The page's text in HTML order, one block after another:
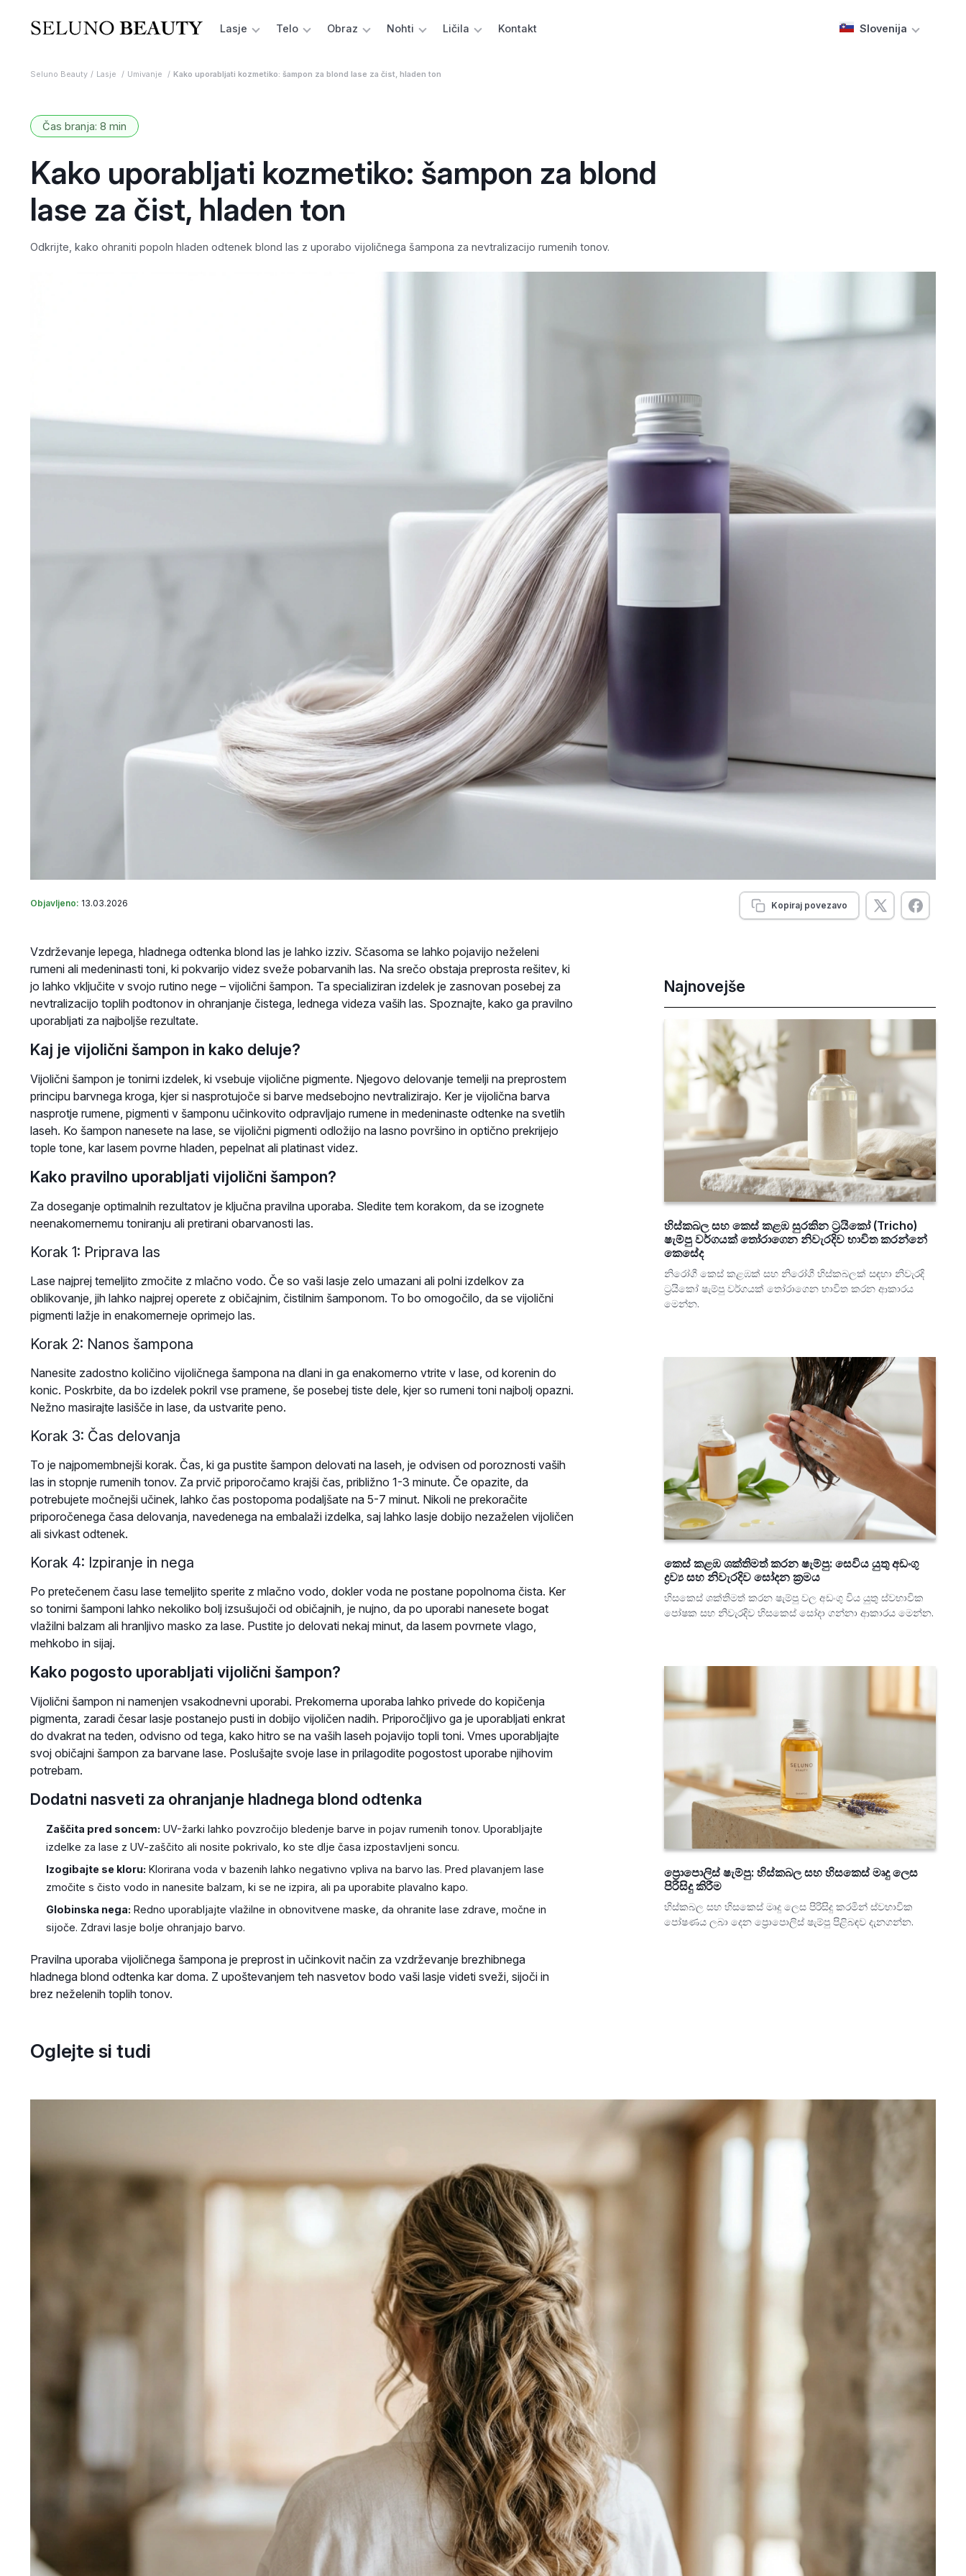
Lasje Telo Obraz Nohti Ličila Kontakt Slovenija
Seluno Beauty Lasje Umivanje Kako uporabljati kozmetiko: šampon za blond lase za čist, hladen ton
Čas branja: 8 min
Kako uporabljati kozmetiko: šampon za blond
lase za čist, hladen ton
Odkrijte, kako ohraniti popoln hladen odtenek blond las z uporabo vijoličnega šampona za nevtralizacijo rumenih tonov.
Objavljeno: 13.03.2026 Kopiraj povezavo
Vzdrževanje lepega, hladnega odtenka blond las je lahko izziv. Sčasoma se lahko pojavijo neželeni
rumeni ali medeninasti toni, ki pokvarijo videz sveže pobarvanih las. Na srečo obstaja preprosta rešitev, ki
jo lahko vključite v svojo rutino nege – vijolični šampon. Ta specializiran izdelek je zasnovan posebej za
nevtralizacijo toplih podtonov in ohranjanje čistega, lednega videza vaših las. Spoznajte, kako ga pravilno
uporabljati za najboljše rezultate.
Kaj je vijolični šampon in kako deluje?
Vijolični šampon je tonirni izdelek, ki vsebuje vijolične pigmente. Njegovo delovanje temelji na preprostem
principu barvnega kroga, kjer si nasprotujoče si barve medsebojno nevtralizirajo. Ker je vijolična barva
nasprotje rumene, pigmenti v šamponu učinkovito odpravljajo rumene in medeninaste odtenke na svetlih
laseh. Ko šampon nanesete na lase, se vijolični pigmenti odložijo na lasno površino in optično prekrijejo
tople tone, kar lasem povrne hladen, pepelnat ali platinast videz.
Kako pravilno uporabljati vijolični šampon?
Za doseganje optimalnih rezultatov je ključna pravilna uporaba. Sledite tem korakom, da se izognete
neenakomernemu toniranju ali pretirani obarvanosti las.
Korak 1: Priprava las
Lase najprej temeljito zmočite z mlačno vodo. Če so vaši lasje zelo umazani ali polni izdelkov za
oblikovanje, jih lahko najprej operete z običajnim, čistilnim šamponom. To bo omogočilo, da se vijolični
pigmenti lažje in enakomerneje oprimejo las.
Korak 2: Nanos šampona
Nanesite zadostno količino vijoličnega šampona na dlani in ga enakomerno vtrite v lase, od korenin do
konic. Poskrbite, da bo izdelek pokril vse pramene, še posebej tiste dele, kjer so rumeni toni najbolj opazni.
Nežno masirajte lasišče in lase, da ustvarite peno.
Korak 3: Čas delovanja
To je najpomembnejši korak. Čas, ki ga pustite šampon delovati na laseh, je odvisen od poroznosti vaših
las in stopnje rumenih tonov. Za prvič priporočamo krajši čas, približno 1-3 minute. Če opazite, da
potrebujete močnejši učinek, lahko čas postopoma podaljšate na 5-7 minut. Nikoli ne prekoračite
priporočenega časa delovanja, navedenega na embalaži izdelka, saj lahko lasje dobijo nezaželen vijoličen
ali sivkast odtenek.
Korak 4: Izpiranje in nega
Po pretečenem času lase temeljito sperite z mlačno vodo, dokler voda ne postane popolnoma čista. Ker
so tonirni šamponi lahko nekoliko bolj izsušujoči od običajnih, je nujno, da po uporabi nanesete bogat
vlažilni balzam ali hranljivo masko za lase. Pustite jo delovati nekaj minut, da lasem povrnete vlago,
mehkobo in sijaj.
Kako pogosto uporabljati vijolični šampon?
Vijolični šampon ni namenjen vsakodnevni uporabi. Prekomerna uporaba lahko privede do kopičenja
pigmenta, zaradi česar lasje postanejo pusti in dobijo vijoličen nadih. Priporočljivo ga je uporabljati enkrat
do dvakrat na teden, odvisno od tega, kako hitro se na vaših laseh pojavijo topli toni. Vmes uporabljajte
svoj običajni šampon za barvane lase. Poslušajte svoje lase in prilagodite pogostost uporabe njihovim
potrebam.
Dodatni nasveti za ohranjanje hladnega blond odtenka
Zaščita pred soncem: UV-žarki lahko povzročijo bledenje barve in pojav rumenih tonov. Uporabljajte
izdelke za lase z UV-zaščito ali nosite pokrivalo, ko ste dlje časa izpostavljeni soncu.
Izogibajte se kloru: Klorirana voda v bazenih lahko negativno vpliva na barvo las. Pred plavanjem lase
zmočite s čisto vodo in nanesite balzam, ki se ne izpira, ali pa uporabite plavalno kapo.
Globinska nega: Redno uporabljajte vlažilne in obnovitvene maske, da ohranite lase zdrave, močne in
sijoče. Zdravi lasje bolje ohranjajo barvo.
Pravilna uporaba vijoličnega šampona je preprost in učinkovit način za vzdrževanje brezhibnega
hladnega blond odtenka kar doma. Z upoštevanjem teh nasvetov bodo vaši lasje videti sveži, sijoči in
brez neželenih toplih tonov.
Najnovejše
හිස්කබල සහ කෙස් කළඹ සුරකින ට්‍රයිකෝ (Tricho)
ෂැම්පු වර්ගයක් තෝරාගෙන නිවැරදිව භාවිත කරන්නේ
කෙසේද
නිරෝගී කෙස් කළඹක් සහ නිරෝගී හිස්කබලක් සඳහා නිවැරදි
ට්‍රයිකෝ ෂැම්පු වර්ගයක් තෝරාගෙන භාවිත කරන ආකාරය
මෙන්න.
කෙස් කළඹ ශක්තිමත් කරන ෂැම්පු: සෙවිය යුතු අඩංගු
ද්‍රව්‍ය සහ නිවැරදිව සෝදන ක්‍රමය
හිසකෙස් ශක්තිමත් කරන ෂැම්පු වල අඩංගු විය යුතු ස්වභාවික
පෝෂක සහ නිවැරදිව හිසකෙස් සෝදා ගන්නා ආකාරය මෙන්න.
ප්‍රොපොලිස් ෂැම්පු: හිස්කබල සහ හිසකෙස් මෘදු ලෙස
පිරිසිදු කිරීම
හිස්කබල සහ හිසකෙස් මෘදු ලෙස පිරිසිදු කරමින් ස්වභාවික
පෝෂණය ලබා දෙන ප්‍රොපොලිස් ෂැම්පු පිළිබඳව දැනගන්න.
Oglejte si tudi